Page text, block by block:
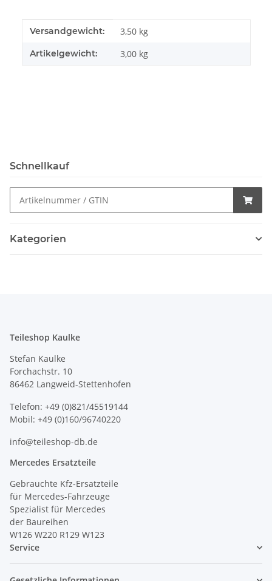
Produkteigenschaft
Wert
Versandgewicht: 3,50 kg
Artikelgewicht: 3,00 kg
Schnellkauf
Kategorien
Teileshop Kaulke
Stefan Kaulke
Forchachstr. 10
86462 Langweid-Stettenhofen
Telefon: +49 (0)821/45519144
Mobil: +49 (0)160/96740220
info@teileshop-db.de
Mercedes Ersatzteile
Gebrauchte Kfz-Ersatzteile
für Mercedes-Fahrzeuge
Spezialist für Mercedes
der Baureihen
W126 W220 R129 W123
Service